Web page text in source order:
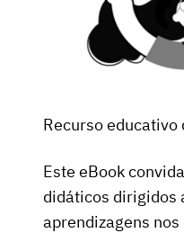
Recurso
Este eBook
didáticos dirigidos
aprendizagens